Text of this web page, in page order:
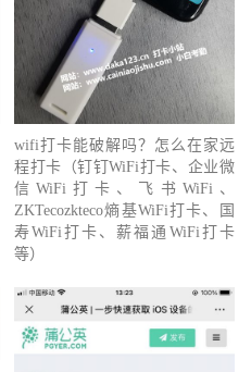
wifi打卡能破解吗？怎么在家远
程打卡（钉钉WiFi打卡、企业微
信WiFi打卡、飞书WiFi、
ZKTecozkteco熵基WiFi打卡、国
寿WiFi打卡、薪福通WiFi打卡
等）